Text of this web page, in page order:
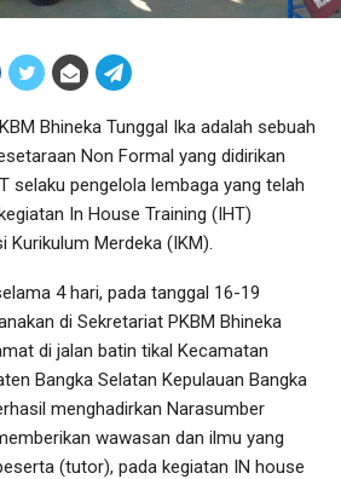
Bhineka Tunggal Ika adalah sebuah
Non Formal yang didirikan
selaku pengelola lembaga yang telah
In House Training (IHT)
Kurikulum Merdeka (IKM).
4 hari, pada tanggal 16-19
di Sekretariat PKBM Bhineka
di jalan batin tikal Kecamatan
Bangka Selatan Kepulauan Bangka
menghadirkan Narasumber
wawasan dan ilmu yang
(tutor), pada kegiatan IN house